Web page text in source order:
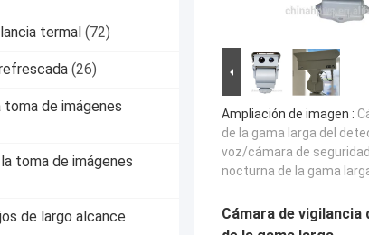
termal (72)
(26)
de imágenes
toma de imágenes
de largo alcance
Ampliación de imagen :
de la gama larga del
voz/cámara de
nocturna de la gama
Cámara de